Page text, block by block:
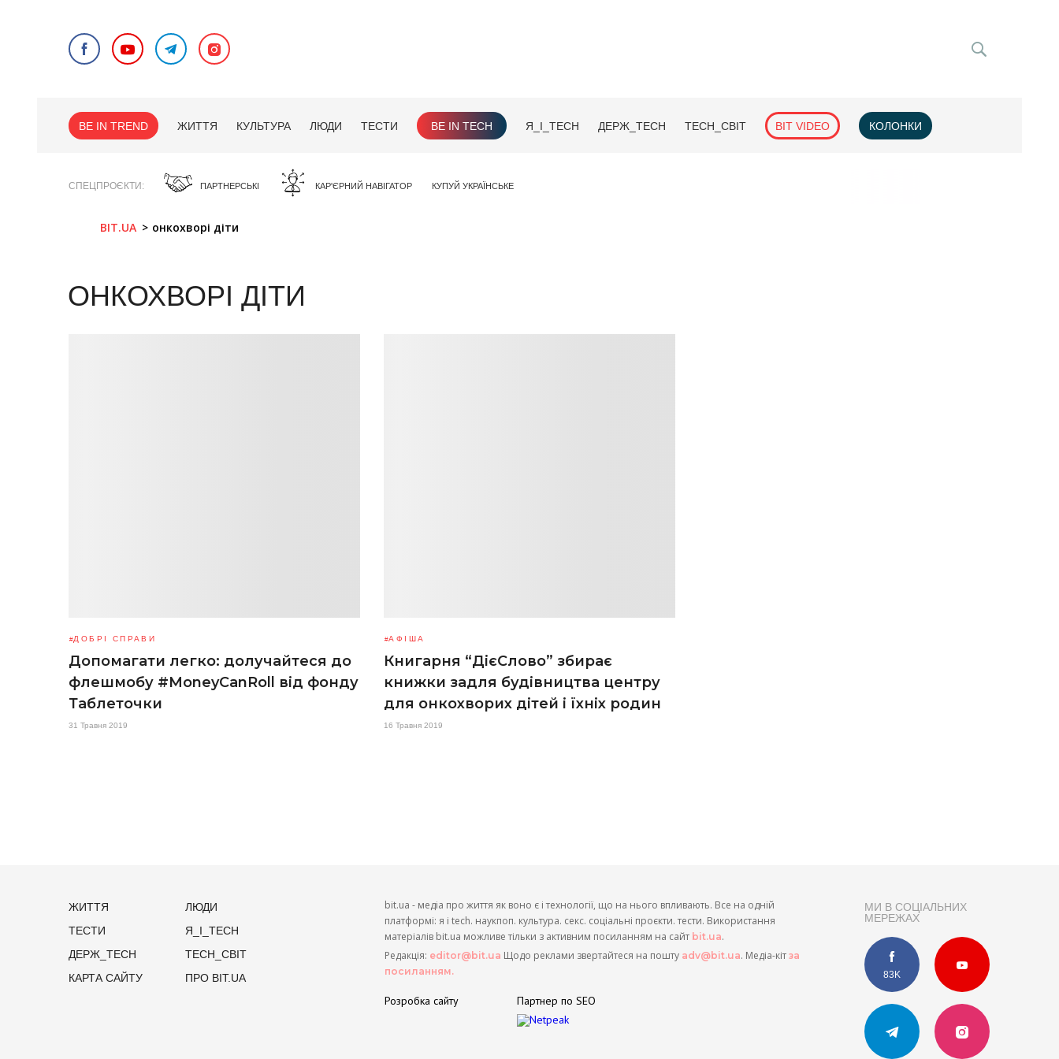
BE IN TREND ЖИТТЯ КУЛЬТУРА ЛЮДИ ТЕСТИ BE IN TECH Я_І_TECH ДЕРЖ_TECH TECH_СВІТ BIT VIDEO КОЛОНКИ
СПЕЦПРОЄКТИ ПАРТНЕРСЬКІ КАР'ЄРНИЙ НАВІГАТОР КУПУЙ УКРАЇНСЬКЕ
BIT.UA онкохворі діти
ОНКОХВОРІ ДІТИ
ДОБРІ СПРАВИ
Допомагати легко: долучайтеся до
флешмобу #MoneyCanRoll від фонду
Таблеточки
31 Травня 2019
АФІША
Книгарня “ДієСлово” збирає
книжки задля будівництва центру
для онкохворих дітей і їхніх родин
16 Травня 2019
ЖИТТЯ
ЛЮДИ
ТЕСТИ
Я_І_TECH
ДЕРЖ_TECH
TECH_СВІТ
КАРТА САЙТУ
ПРО BIT.UA
МИ В СОЦІАЛЬНИХ
МЕРЕЖАХ
83K
bit.ua - медіа про життя як воно є і технології, що на нього впливають. Все на одній
платформі: я і tech. наукпоп. культура. секс. соціальні проєкти. тести. Використання
матеріалів bit.ua можливе тільки з активним посиланням на сайт bit.ua.
Редакція: editor@bit.ua Щодо реклами звертайтеся на пошту adv@bit.ua. Медіа-кіт за
посиланням.
Розробка сайту Партнер по SEO